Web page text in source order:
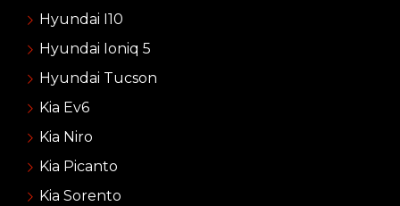
Hyundai I10
Hyundai Ioniq 5
Hyundai Tucson
Kia Ev6
Kia Niro
Kia Picanto
Kia Sorento